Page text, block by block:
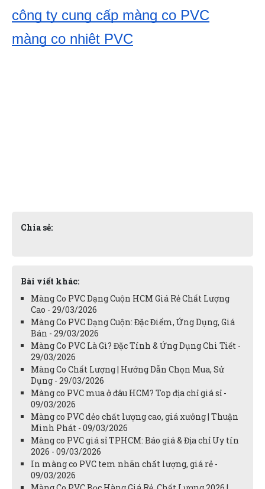
công ty cung cấp màng co PVC
màng co nhiệt PVC
Chia sẻ:
Bài viết khác:
Màng Co PVC Dạng Cuộn HCM Giá Rẻ Chất Lượng
Cao - 29/03/2026
Màng Co PVC Dạng Cuộn: Đặc Điểm, Ứng Dụng, Giá
Bán - 29/03/2026
Màng Co PVC Là Gì? Đặc Tính & Ứng Dụng Chi Tiết -
29/03/2026
Màng Co Chất Lượng | Hướng Dẫn Chọn Mua, Sử
Dụng - 29/03/2026
Màng co PVC mua ở đâu HCM? Top địa chỉ giá sỉ -
09/03/2026
Màng co PVC dẻo chất lượng cao, giá xưởng | Thuận
Minh Phát - 09/03/2026
Màng co PVC giá sỉ TPHCM: Báo giá & Địa chỉ Uy tín
2026 - 09/03/2026
In màng co PVC tem nhãn chất lượng, giá rẻ -
09/03/2026